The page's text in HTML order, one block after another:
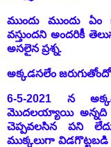
ముందు ముందు ఏం
వస్తుందని అందరికీ
అసలైన ప్రశ్న.
అక్కడసలేం
6-5-2021 న
మొదలయ్యాయి అన్నది
చెప్పవలసిన పని
ముక్కలుగా విడగొట్టబడి